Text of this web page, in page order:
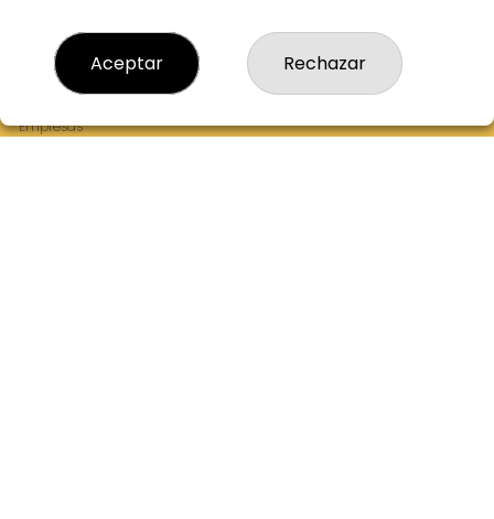
¿Quiénes somos?
Comprar lotería
Resultados
Empresas
Aceptar Rechazar